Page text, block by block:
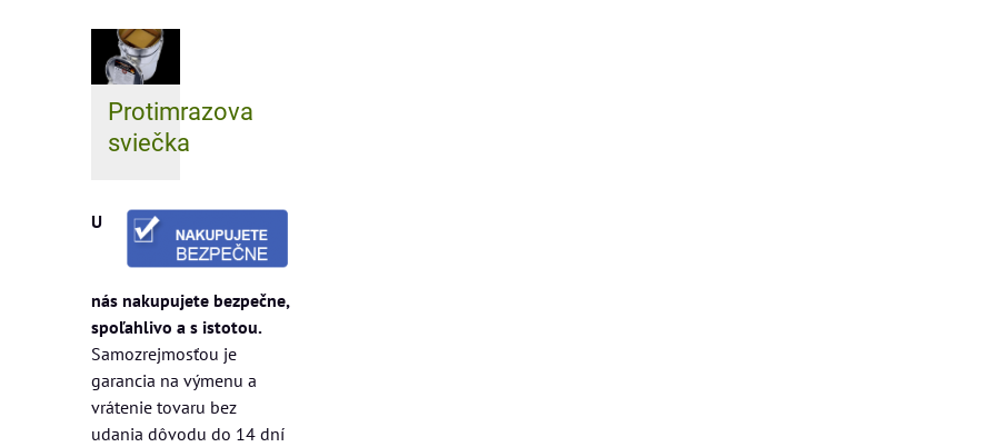
Protimrazova
sviečka
U
nás nakupujete bezpečne,
spoľahlivo a s istotou.
Samozrejmosťou je
garancia na výmenu a
vrátenie tovaru bez
udania dôvodu do 14 dní